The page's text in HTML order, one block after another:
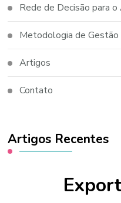
Rede de Decisão para o
Metodologia de Gestão
Artigos
Contato
Artigos Recentes